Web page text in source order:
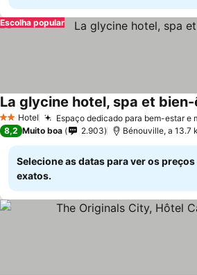
Escolha popular
2 Estrelas
Hotel Espaço dedicado para bem-estar e
La glycine hotel, spa et
8,2 Muito boa 2.903 Bénouville, a 13.7
Selecione as datas para ver os preços
exatos.